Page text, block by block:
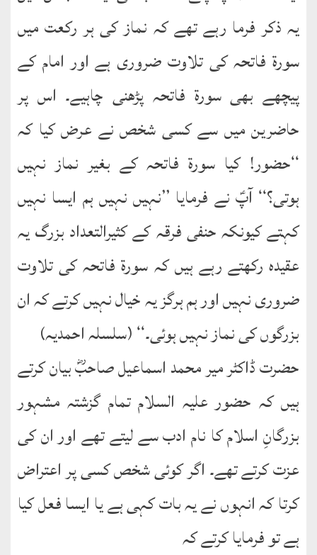
یہ ذکر فرما رہے تھے کہ نماز کی ہر رکعت میں
سورۃ فاتحہ کی تلاوت ضروری ہے اور امام کے
پیچھے بھی سورۃ فاتحہ پڑھنی چاہیے۔ اس پر
حاضرین میں سے کسی شخص نے عرض کیا کہ
‘‘حضور! کیا سورۃ فاتحہ کے بغیر نماز نہیں
ہوتی؟‘‘ آپؑ نے فرمایا ’’نہیں نہیں ہم ایسا نہیں
کہتے کیونکہ حنفی فرقہ کے کثیرالتعداد بزرگ یہ
عقیدہ رکھتے رہے ہیں کہ سورۃ فاتحہ کی تلاوت
ضروری نہیں اور ہم ہرگز یہ خیال نہیں کرتے کہ ان
بزرگوں کی نماز نہیں ہوئی۔‘‘ (سلسلہ احمدیہ)
حضرت ڈاکٹر میر محمد اسماعیل صاحبؓ بیان کرتے
ہیں کہ حضور علیہ السلام تمام گزشتہ مشہور
بزرگانِ اسلام کا نام ادب سے لیتے تھے اور ان کی
عزت کرتے تھے۔ اگر کوئی شخص کسی پر اعتراض
کرتا کہ انہوں نے یہ بات کہی ہے یا ایسا فعل کیا
ہے تو فرمایا کرتے کہ